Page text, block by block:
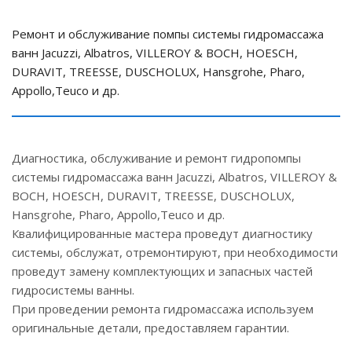
Ремонт и обслуживание помпы системы гидромассажа
ванн Jacuzzi, Albatros, VILLEROY & BOCH, HOESCH,
DURAVIT, TREESSE, DUSCHOLUX, Hansgrohe, Pharo,
Appollo,Teuco и др.
Диагностика, обслуживание и ремонт гидропомпы
системы гидромассажа ванн Jacuzzi, Albatros, VILLEROY &
BOCH, HOESCH, DURAVIT, TREESSE, DUSCHOLUX,
Hansgrohe, Pharo, Appollo,Teuco и др.
Квалифицированные мастера проведут диагностику
системы, обслужат, отремонтируют, при необходимости
проведут замену комплектующих и запасных частей
гидросистемы ванны.
При проведении ремонта гидромассажа используем
оригинальные детали, предоставляем гарантии.